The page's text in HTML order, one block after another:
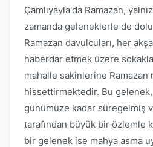
Çamlıyayla'da Ramazan,
zamanda geleneklerle de
Ramazan davulcuları, her
haberdar etmek üzere
mahalle sakinlerine Ramazan
hissettirmektedir. Bu
günümüze kadar süregelmiş
tarafından büyük bir özlemle
bir gelenek ise mahya asma